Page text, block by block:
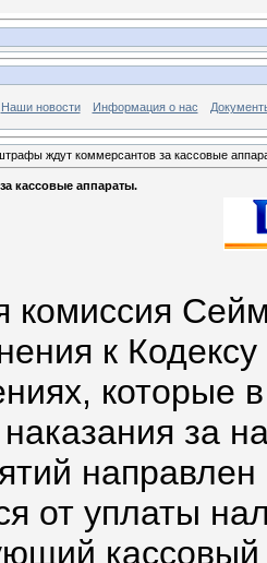
Наши новости Информация о нас
ждут коммерсантов за кассовые
кассовые аппараты.
к
которые
за
от уплаты
кассовый